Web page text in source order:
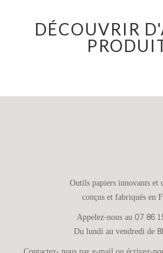
DÉCOUVRIR
Outils papiers innovants et
conçus et fabriqués en
Appelez-nous au 07 86
Du lundi au vendredi de